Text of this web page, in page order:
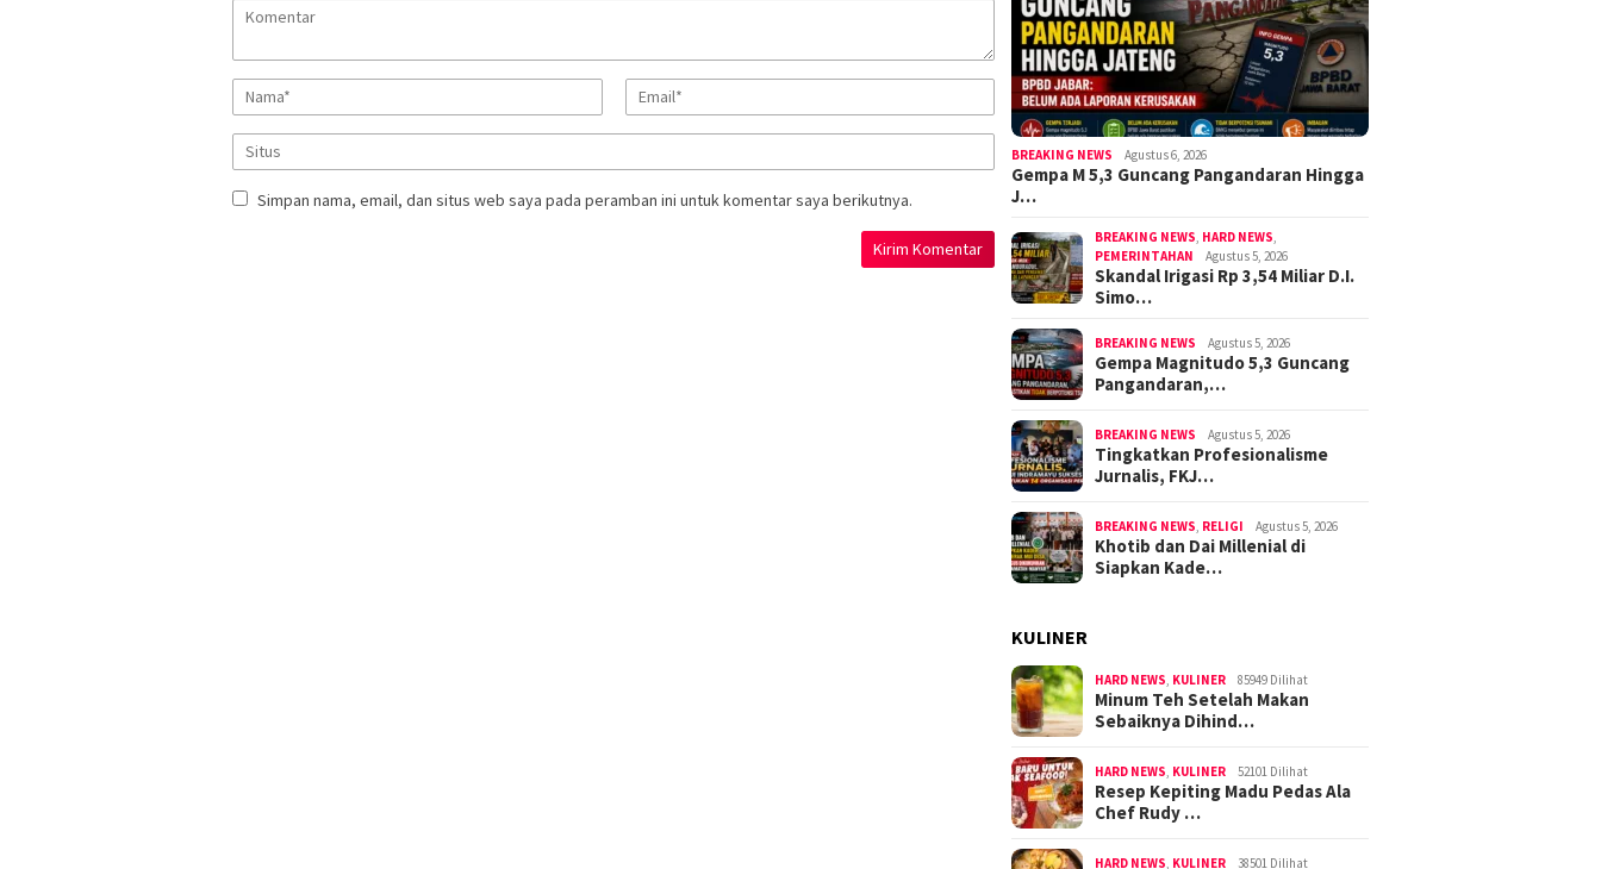
Simpan nama, email, dan situs web saya pada peramban ini untuk komentar saya berikutnya.
BREAKING NEWS Agustus 6, 2026
Gempa M 5,3 Guncang Pangandaran Hingga
J…
BREAKING NEWS HARD NEWS
PEMERINTAHAN
Agustus 5, 2026
Skandal Irigasi Rp 3,54 Miliar D.I.
Simo…
BREAKING NEWS Agustus 5, 2026
Gempa Magnitudo 5,3 Guncang
Pangandaran,…
BREAKING NEWS Agustus 5, 2026
Tingkatkan Profesionalisme
Jurnalis, FKJ…
BREAKING NEWS RELIGI Agustus 5, 2026
Khotib dan Dai Millenial di
Siapkan Kade…
KULINER
HARD NEWS KULINER 85949 Dilihat
Minum Teh Setelah Makan
Sebaiknya Dihind…
HARD NEWS KULINER 52101 Dilihat
Resep Kepiting Madu Pedas Ala
Chef Rudy …
HARD NEWS KULINER 38501 Dilihat